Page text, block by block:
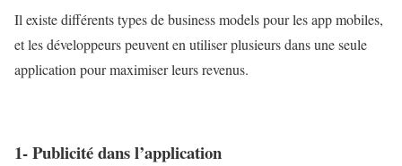
Il existe différents types de business models pour les app mobiles,
et les développeurs peuvent en utiliser plusieurs dans une seule
application pour maximiser leurs revenus.
1- Publicité dans l’application